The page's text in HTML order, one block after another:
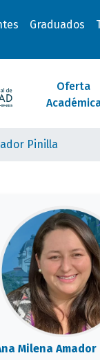
Graduados
Oferta
Pinilla
Milena